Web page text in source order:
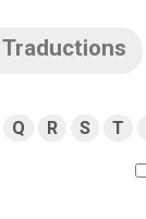
Q R S T